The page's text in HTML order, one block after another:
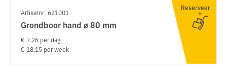
Artikelnr: 621001
Grondboor hand ø 80 mm
€ 7.26 per dag
€ 18.15 per week
Reserveer